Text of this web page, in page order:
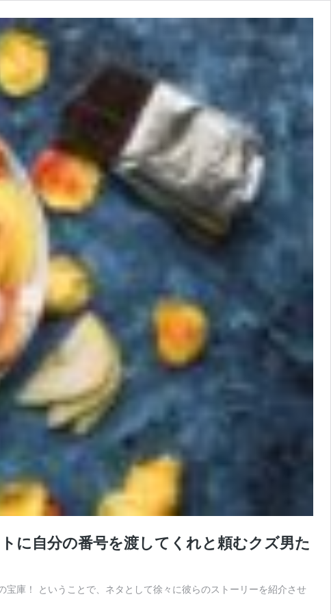
に自分の番号を渡してくれと頼むクズ男た
庫！ ということで、ネタとして徐々に彼らのストーリーを紹介させ